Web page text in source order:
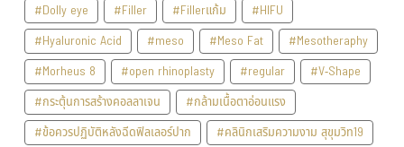
#Dolly eye
#Filler #Fillerแก้ม
#HIFU
#Hyaluronic Acid
#meso #Meso Fat
#Mesotheraphy
#Morheus 8
#open rhinoplasty #regular
#V-Shape
#กระตุ้นการสร้างคอลลาเจน
#กล้ามเนื้อตาอ่อนแรง
#ข้อควรปฏิบัติหลังฉีดฟิลเลอร์ปาก
#คลินิกเสริมความงาม สุขุมวิท19